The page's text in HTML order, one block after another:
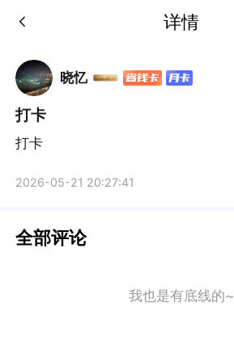
详情
晓忆
打卡
打卡
2026-05-21 20:27:41
全部评论
我也是有底线的~